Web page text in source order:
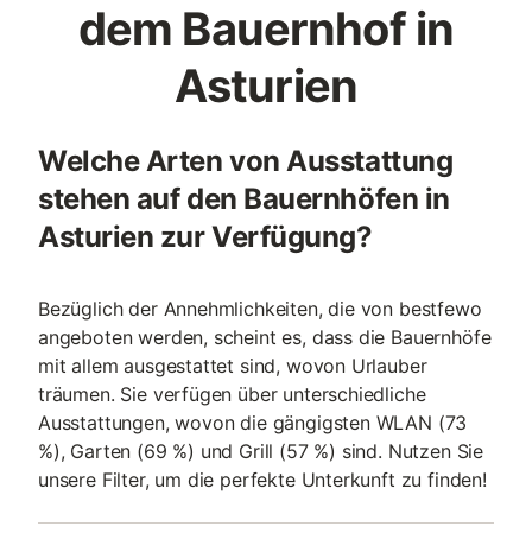
dem Bauernhof in
Asturien
Welche Arten von Ausstattung
stehen auf den Bauernhöfen in
Asturien zur Verfügung?
Bezüglich der Annehmlichkeiten, die von bestfewo
angeboten werden, scheint es, dass die Bauernhöfe
mit allem ausgestattet sind, wovon Urlauber
träumen. Sie verfügen über unterschiedliche
Ausstattungen, wovon die gängigsten WLAN (73
%), Garten (69 %) und Grill (57 %) sind. Nutzen Sie
unsere Filter, um die perfekte Unterkunft zu finden!